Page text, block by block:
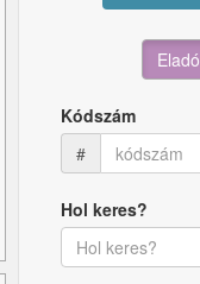
Eladó
Kódszám
#
Hol keres?
Hol keres?